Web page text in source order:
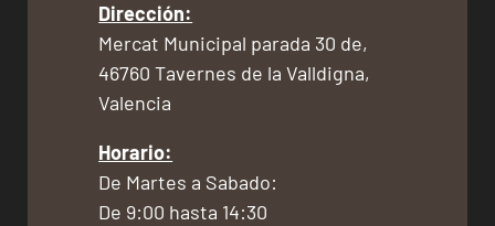
Dirección:
Mercat Municipal parada 30 de,
46760 Tavernes de la Valldigna,
Valencia
Horario:
De Martes a Sabado:
De 9:00 hasta 14:30